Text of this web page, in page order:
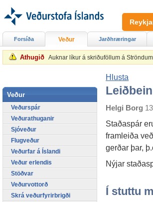
Athugið Auknar líkur á skriðuföllum á Ströndum
Hlusta
Helgi Borg
Staðaspár
framleiða
gerðar þar,
Nýjar
Í stuttu
Forsíða Veður Jarðhræringar
Veður
Veðurspár
Veðurathuganir
Sjóveður
Flugveður
Veðurfar á Íslandi
Veður erlendis
Stöðvar
Veðurvottorð
Skrá veðurfyrirbrigði